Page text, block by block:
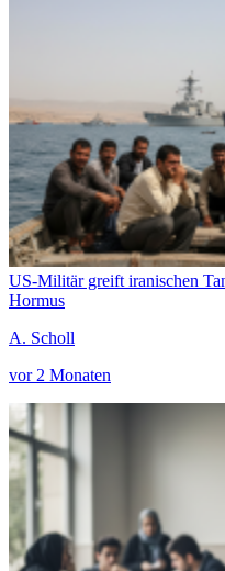
US-Militär greift iranischen
Hormus
A. Scholl
vor 2 Monaten